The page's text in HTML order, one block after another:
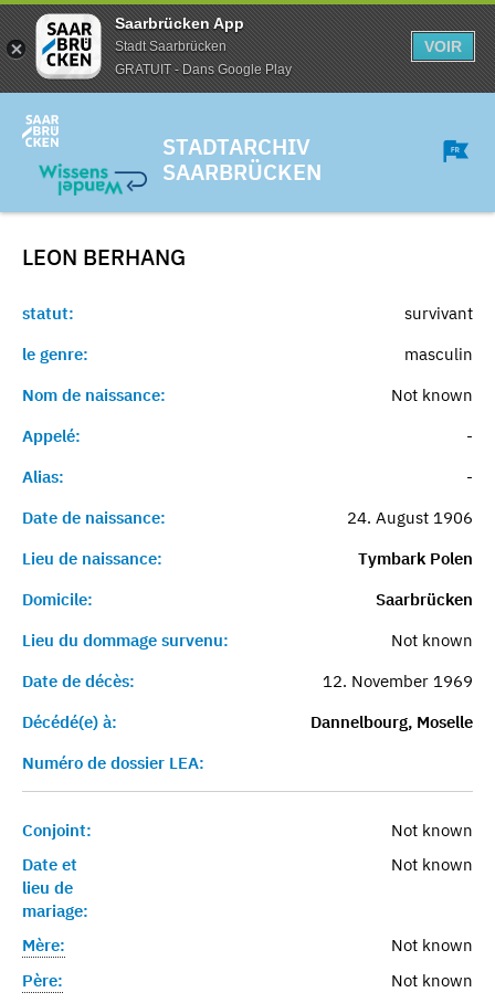
Saarbrücken App
Stadt Saarbrücken
GRATUIT - Dans Google Play
VOIR
STADTARCHIV
SAARBRÜCKEN
LEON BERHANG
statut:
survivant
le genre:
masculin
Nom de naissance:
Not known
Appelé:
-
Alias:
-
Date de naissance:
24. August 1906
Lieu de naissance:
Tymbark Polen
Domicile:
Saarbrücken
Lieu du dommage survenu:
Not known
Date de décès:
12. November 1969
Décédé(e) à:
Dannelbourg, Moselle
Numéro de dossier LEA:
Conjoint:
Not known
Date et
lieu de
mariage:
Not known
Mère:
Not known
Père:
Not known